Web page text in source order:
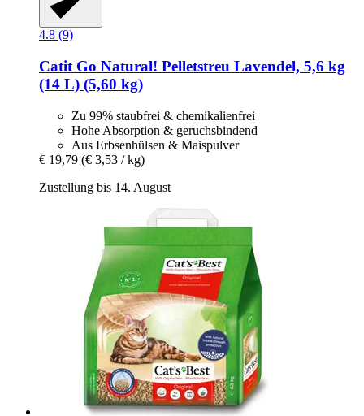
4.8 (9)
Catit Go Natural! Pelletstreu Lavendel, 5,6 kg
(14 L) (5,60 kg)
Zu 99% staubfrei & chemikalienfrei
Hohe Absorption & geruchsbindend
Aus Erbsenhülsen & Maispulver
€ 19,79 (€ 3,53 / kg)
Zustellung bis 14. August